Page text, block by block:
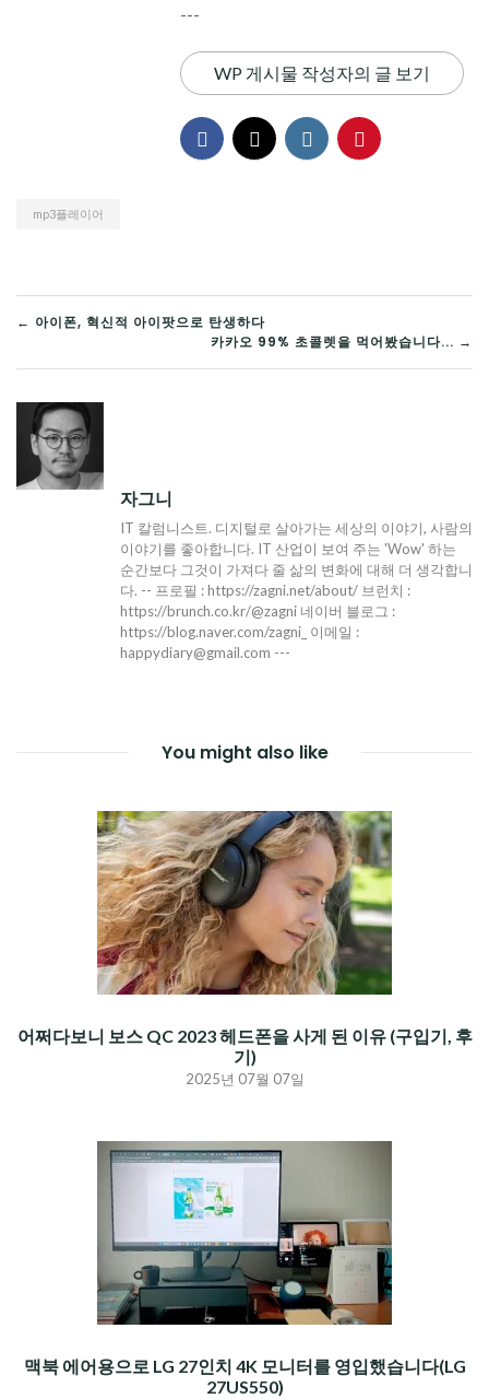
---
WP 게시물 작성자의 글 보기
mp3플레이어
글
탐
색
← 아이폰, 혁신적 아이팟으로 탄생하다
카카오 99% 초콜렛을 먹어봤습니다... →
자그니
IT 칼럼니스트. 디지털로 살아가는 세상의 이야기, 사람의
이야기를 좋아합니다. IT 산업이 보여 주는 'Wow' 하는
순간보다 그것이 가져다 줄 삶의 변화에 대해 더 생각합니
다. -- 프로필 : https://zagni.net/about/ 브런치 :
https://brunch.co.kr/@zagni 네이버 블로그 :
https://blog.naver.com/zagni_ 이메일 :
happydiary@gmail.com ---
You might also like
어쩌다보니 보스 QC 2023 헤드폰을 사게 된 이유 (구입기, 후
기)
2025년 07월 07일
맥북 에어용으로 LG 27인치 4K 모니터를 영입했습니다(LG
27US550)